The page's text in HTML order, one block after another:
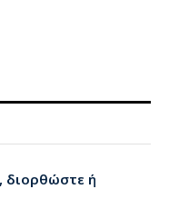
διορθώστε ή